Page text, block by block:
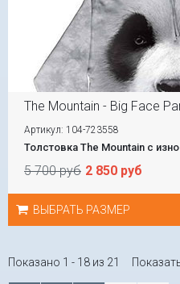
The Mountain - Big Face
Артикул: 104-723558
Толстовка The Mountain с
5 700 руб 2 850 руб
ВЫБРАТЬ РАЗМЕР
Показано 1 - 18 из 21